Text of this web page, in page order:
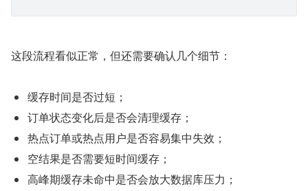
这段流程看似正常，但还需要确认几个细节：
缓存时间是否过短；
订单状态变化后是否会清理缓存；
热点订单或热点用户是否容易集中失效；
空结果是否需要短时间缓存；
高峰期缓存未命中是否会放大数据库压力；